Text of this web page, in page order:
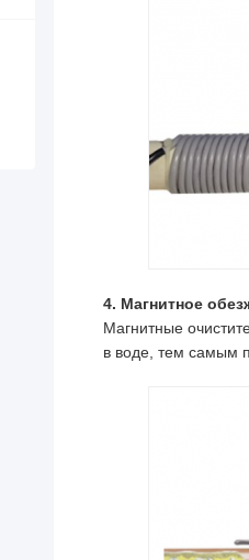
4. Магнитное
Магнитные
в воде, тем самым